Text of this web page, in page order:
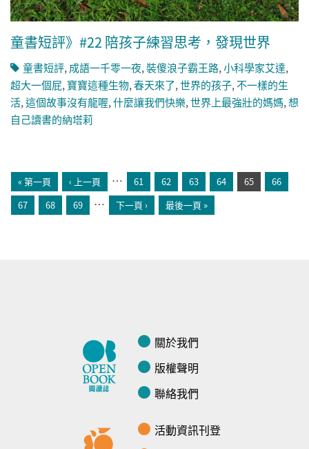
童書短評》#22 陪孩子練習思考，發現世界
童書短評, 成語一千零一夜,裝傻浪子霸王路,小科學家艾達,
超大一個屁, 寶寶這種生物,春天來了,世界的孩子,不一樣的生
活,這個故事沒有龍喔,什麼讓我們快樂,世界上最強壯的媽媽,想
自己讀書的納塔莉
« 第一頁 ‹ 上一頁 … 61 62 63 64 65
66
67
68 69 … 下一頁 › 最後一頁 »
關於我們
版權聲明
聯絡我們
活動資訊刊登